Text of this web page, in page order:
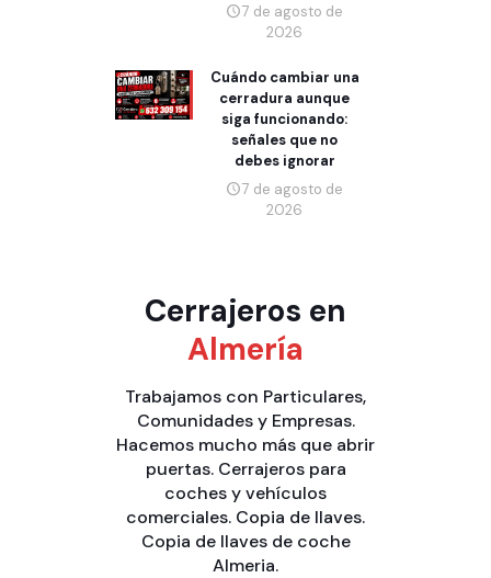
7 de agosto de
2026
Cuándo cambiar una
cerradura aunque
siga funcionando:
señales que no
debes ignorar
7 de agosto de
2026
Cerrajeros en
Almería
Trabajamos con Particulares,
Comunidadesy Empresas.
Hacemos mucho más que abrir
puertas. Cerrajeros para
coches y vehículos
comerciales. Copia de llaves.
Copia de llaves de coche
Almeria.